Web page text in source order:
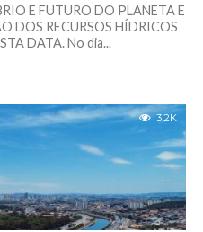
E FUTURO DO PLANETA E
DOS RECURSOS HÍDRICOS
DATA. No dia...
3.2K